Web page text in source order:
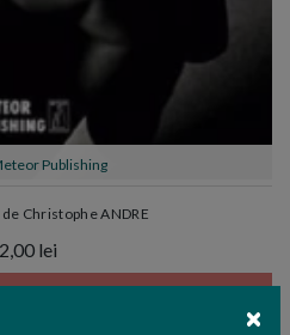
Publishing
Christophe ANDRE
lei
EPUIZAT